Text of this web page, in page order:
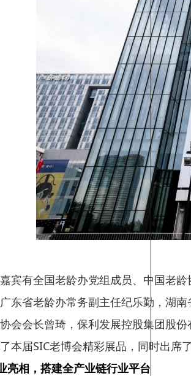
宾有全国老龄办党组成员、中国老
东省老龄办常务副主任纪乐勤，湖
会会长曾琦，保利发展控股集团股份
本届SIC老博会精彩展品，同时出席
亮相，搭建全产业链行业平台